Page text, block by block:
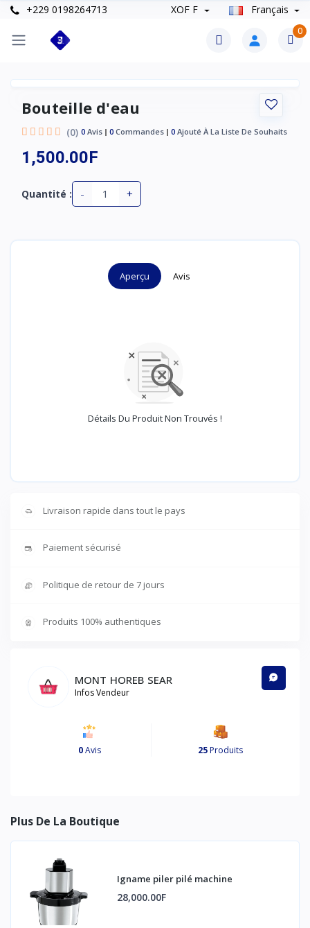
+229 0198264713 XOF F Français
0
Bouteille d'eau
(0) 0 Avis 0 Commandes 0 Ajouté À La Liste De Souhaits
1,500.00F
Quantité : - +
Aperçu Avis
Détails Du Produit Non Trouvés !
Livraison rapide dans tout le pays
Paiement sécurisé
Politique de retour de 7 jours
Produits 100% authentiques
MONT HOREB SEAR
Infos Vendeur
0Avis 25Produits
Plus De La Boutique
Igname piler pilé machine
28,000.00F